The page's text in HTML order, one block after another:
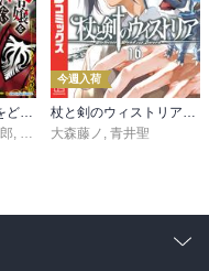
町人Ａは悪役令嬢をどうしても救いたい ～どぶと空と氷の姫君～１０【電子書店共通特典イラスト付】
, Parum
今週入荷
杖と剣のウィストリア（１６）
大森藤ノ , 青井聖